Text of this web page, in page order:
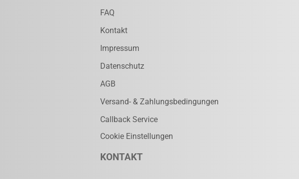
FAQ
Kontakt
Impressum
Datenschutz
AGB
Versand- & Zahlungsbedingungen
Callback Service
Cookie Einstellungen
KONTAKT